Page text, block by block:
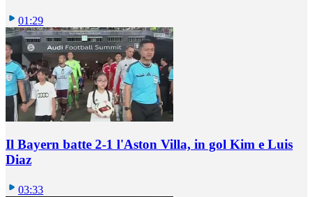
01:29
Il Bayern batte 2-1 l'Aston Villa, in gol Kim e Luis
Diaz
03:33